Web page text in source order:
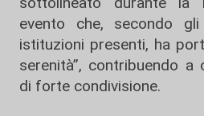
evento che, secondo
istituzioni presenti, ha
serenità”, contribuendo a
di forte condivisione.